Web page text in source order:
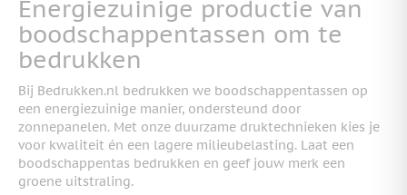
Energiezuinige productie van
boodschappentassen om te
bedrukken
Bij Bedrukken.nl bedrukken we boodschappentassen op
een energiezuinige manier, ondersteund door
zonnepanelen. Met onze duurzame druktechnieken kies je
voor kwaliteit én een lagere milieubelasting. Laat een
boodschappentas bedrukken en geef jouw merk een
groene uitstraling.